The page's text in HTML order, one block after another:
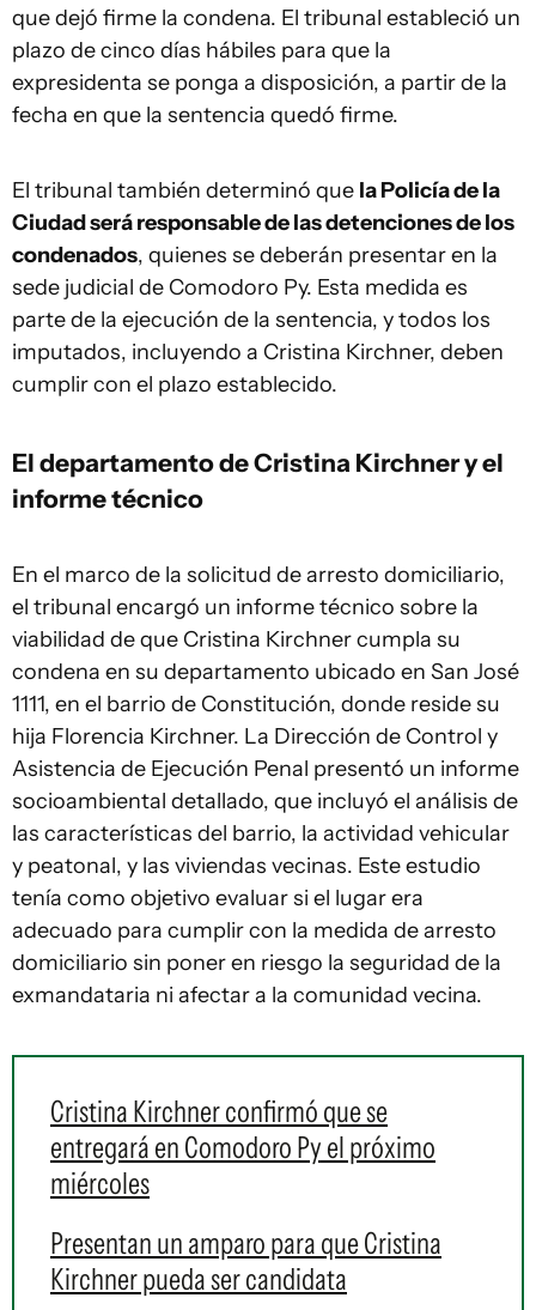
que dejó firme la condena. El tribunal estableció un
plazo de cinco días hábiles para que la
expresidenta se ponga a disposición, a partir de la
fecha en que la sentencia quedó firme.
El tribunal también determinó que la Policía de la
Ciudad será responsable de las detenciones de los
condenados, quienes se deberán presentar en la
sede judicial de Comodoro Py. Esta medida es
parte de la ejecución de la sentencia, y todos los
imputados, incluyendo a Cristina Kirchner, deben
cumplir con el plazo establecido.
El departamento de Cristina Kirchner y el
informe técnico
En el marco de la solicitud de arresto domiciliario,
el tribunal encargó un informe técnico sobre la
viabilidad de que Cristina Kirchner cumpla su
condena en su departamento ubicado en San José
1111, en el barrio de Constitución, donde reside su
hija Florencia Kirchner. La Dirección de Control y
Asistencia de Ejecución Penal presentó un informe
socioambiental detallado, que incluyó el análisis de
las características del barrio, la actividad vehicular
y peatonal, y las viviendas vecinas. Este estudio
tenía como objetivo evaluar si el lugar era
adecuado para cumplir con la medida de arresto
domiciliario sin poner en riesgo la seguridad de la
exmandataria ni afectar a la comunidad vecina.
Cristina Kirchner confirmó que se
entregará en Comodoro Py el próximo
miércoles
Presentan un amparo para que Cristina
Kirchner pueda ser candidata